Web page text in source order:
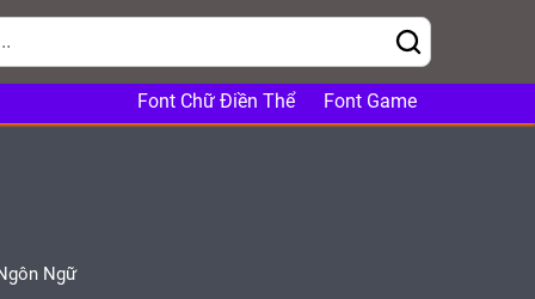
Font Chữ Điền Thể Font Game
Ngữ